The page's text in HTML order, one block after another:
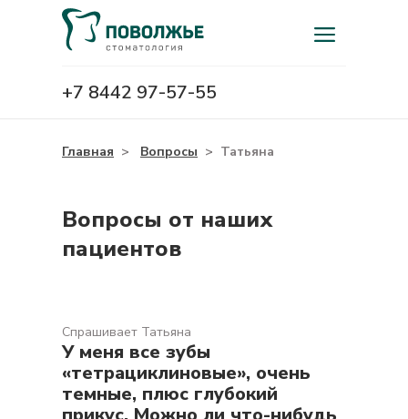
+7 8442 97-57-55
Главная > Вопросы > Татьяна
Вопросы от наших
пациентов
Спрашивает Татьяна
У меня все зубы
«тетрациклиновые», очень
темные, плюс глубокий